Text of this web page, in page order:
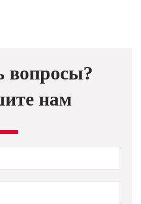
вопросы?
нам